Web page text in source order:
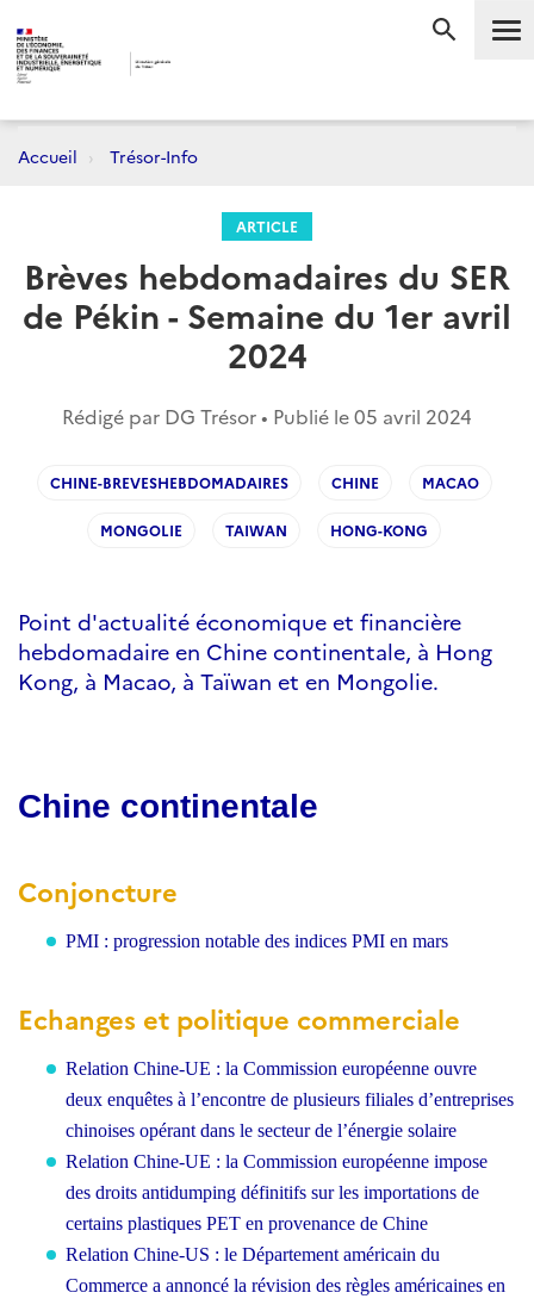
Accueil Trésor-Info
ARTICLE
Brèves hebdomadaires du SER
de Pékin - Semaine du 1er avril
2024
Rédigé par DG Trésor • Publié le05 avril 2024
CHINE-BREVESHEBDOMADAIRES CHINE MACAO
MONGOLIE TAIWAN HONG-KONG
Point d'actualité économique et financière
hebdomadaire en Chine continentale, à Hong
Kong, à Macao, à Taïwan et en Mongolie.
Chine continentale
Conjoncture
PMI : progression notable des indices PMI en mars
Echanges et politique commerciale
Relation Chine-UE : la Commission européenne ouvre
deux enquêtes à l’encontre de plusieurs filiales d’entreprises
chinoises opérant dans le secteur de l’énergie solaire
Relation Chine-UE : la Commission européenne impose
des droits antidumping définitifs sur les importations de
certains plastiques PET en provenance de Chine
Relation Chine-US : le Département américain du
Commerce a annoncé la révision des règles américaines en